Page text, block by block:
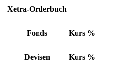
Xetra-Orderbuch
Fonds Kurs %
Devisen Kurs %